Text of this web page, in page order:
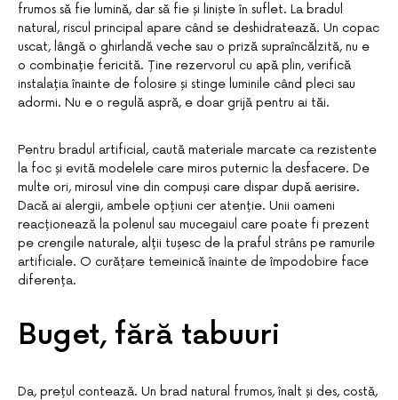
frumos să fie lumină, dar să fie și liniște în suflet. La bradul
natural, riscul principal apare când se deshidratează. Un copac
uscat, lângă o ghirlandă veche sau o priză supraîncălzită, nu e
o combinație fericită. Ține rezervorul cu apă plin, verifică
instalația înainte de folosire și stinge luminile când pleci sau
adormi. Nu e o regulă aspră, e doar grijă pentru ai tăi.
Pentru bradul artificial, caută materiale marcate ca rezistente
la foc și evită modelele care miros puternic la desfacere. De
multe ori, mirosul vine din compuși care dispar după aerisire.
Dacă ai alergii, ambele opțiuni cer atenție. Unii oameni
reacționează la polenul sau mucegaiul care poate fi prezent
pe crengile naturale, alții tușesc de la praful strâns pe ramurile
artificiale. O curățare temeinică înainte de împodobire face
diferența.
Buget, fără tabuuri
Da, prețul contează. Un brad natural frumos, înalt și des, costă,